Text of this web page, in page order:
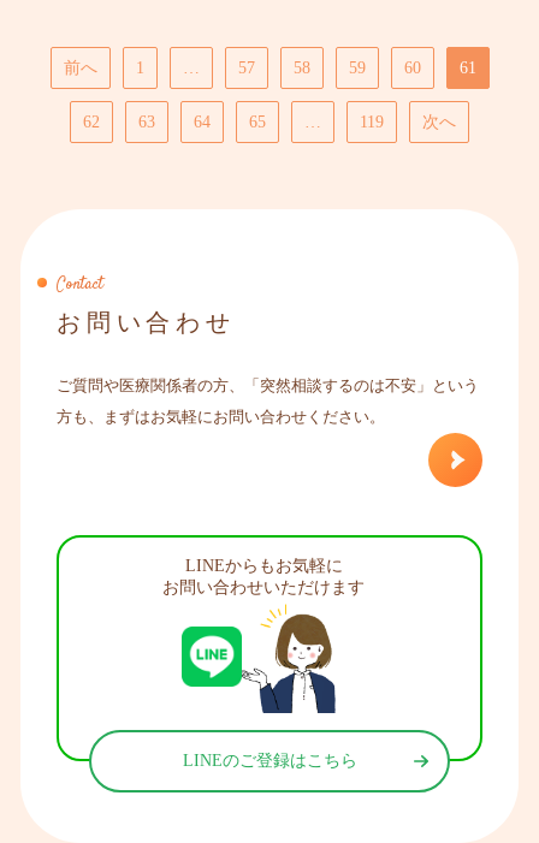
前へ 1 … 57 58 59 60 61
62 63 64 65 … 119 次へ
Contact
お問い合わせ
ご質問や医療関係者の方、「突然相談するのは不安」という
方も、まずはお気軽にお問い合わせください。
LINEからもお気軽に
お問い合わせいただけます
LINEのご登録はこちら